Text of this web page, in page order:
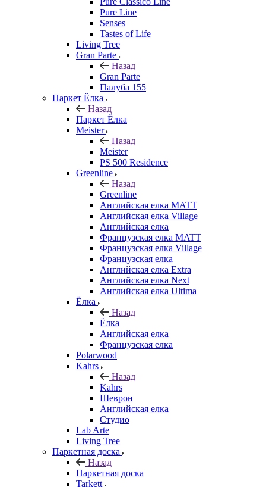
Pure Line
Senses
Tastes of Life
Living Tree
Gran Parte
Назад
Gran Parte
Палуба 155
Паркет Ёлка
Назад
Паркет Ёлка
Meister
Назад
Meister
PS 500 Residence
Greenline
Назад
Greenline
Английская елка MATT
Английская елка Village
Английская елка
Французская елка MATT
Французская елка Village
Французская елка
Английская елка Extra
Английская елка Next
Английская елка Ultima
Ёлка
Назад
Ёлка
Английская елка
Французская елка
Polarwood
Kahrs
Назад
Kahrs
Шеврон
Английская елка
Студио
Lab Arte
Living Tree
Паркетная доска
Назад
Паркетная доска
Tarkett